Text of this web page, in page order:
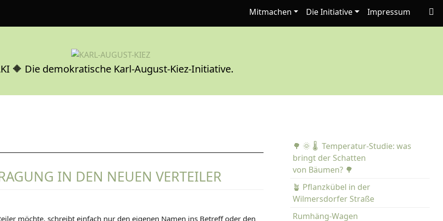
Mitmachen Die Initiative Impressum
🔶 Die demokratische Karl-August-Kiez-Initiative.
IN DEN NEUEN VERTEILER
möchte, schreibt einfach nur den eigenen Namen ins Betreff oder den
🌳 🌞 🌡️ Temperatur-Studie: was
bringt der Schatten
von Bäumen? 🌳
🪴 Pflanzkübel in der
Wilmersdorfer Straße
Rumhäng-Wagen